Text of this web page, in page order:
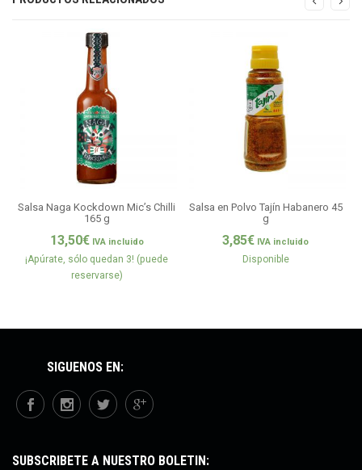
Salsa Naga Kockdown Mic’s Chilli
165 g
13,50€ IVA incluido
¡Apúrate, sólo quedan 3! (puede
reservarse)
Salsa en Polvo Tajín Habanero 45
g
3,85€ IVA incluido
Disponible
SÍGUENOS EN:
SUBSCRÍBETE A NUESTRO BOLETÍN: